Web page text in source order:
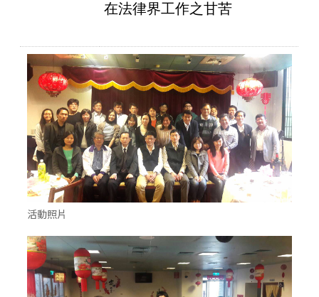
在法律界工作之甘苦
活動照片